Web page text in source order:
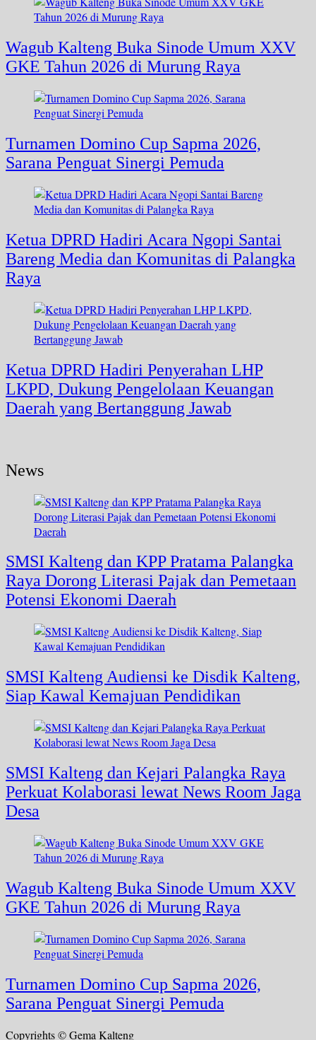
Wagub Kalteng Buka Sinode Umum XXV
GKE Tahun 2026 di Murung Raya
Turnamen Domino Cup Sapma 2026,
Sarana Penguat Sinergi Pemuda
Ketua DPRD Hadiri Acara Ngopi Santai
Bareng Media dan Komunitas di Palangka
Raya
Ketua DPRD Hadiri Penyerahan LHP
LKPD, Dukung Pengelolaan Keuangan
Daerah yang Bertanggung Jawab
News
SMSI Kalteng dan KPP Pratama Palangka
Raya Dorong Literasi Pajak dan Pemetaan
Potensi Ekonomi Daerah
SMSI Kalteng Audiensi ke Disdik Kalteng,
Siap Kawal Kemajuan Pendidikan
SMSI Kalteng dan Kejari Palangka Raya
Perkuat Kolaborasi lewat News Room Jaga
Desa
Wagub Kalteng Buka Sinode Umum XXV
GKE Tahun 2026 di Murung Raya
Turnamen Domino Cup Sapma 2026,
Sarana Penguat Sinergi Pemuda
Copyrights © Gema Kalteng